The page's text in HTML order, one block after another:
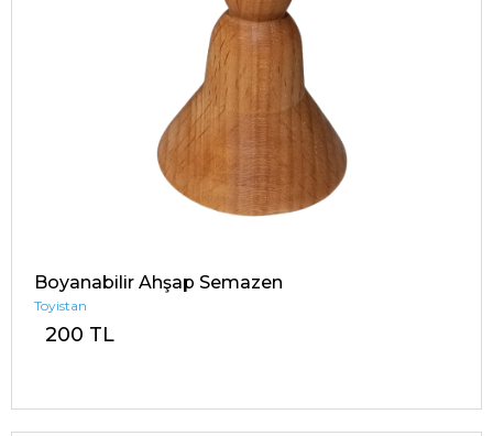
Boyanabilir Ahşap Semazen
Toyistan
200 TL